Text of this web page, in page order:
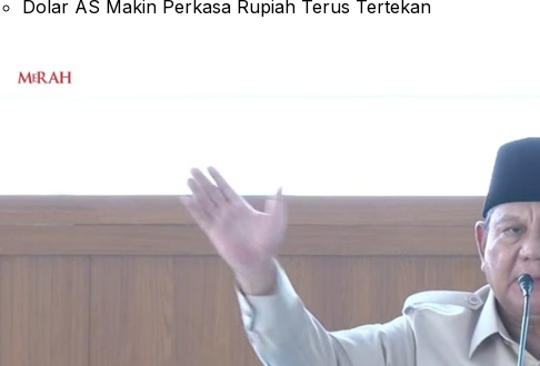
Dolar AS Makin Perkasa Rupiah Terus Tertekan